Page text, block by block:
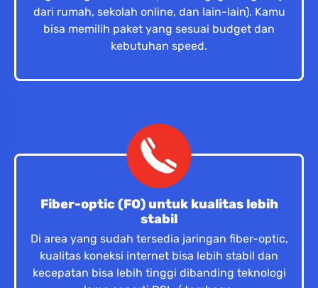
dari rumah, sekolah online, dan lain-lain). Kamu
bisa memilih paket yang sesuai budget dan
kebutuhan speed.
Fiber-optic (FO) untuk kualitas lebih
stabil
Di area yang sudah tersedia jaringan fiber-optic,
kualitas koneksi internet bisa lebih stabil dan
kecepatan bisa lebih tinggi dibanding teknologi